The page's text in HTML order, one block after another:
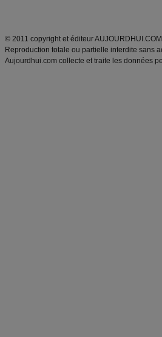
© 2011 copyright et éditeur
Reproduction totale ou partielle interdite sans
Aujourdhui.com collecte et traite les données